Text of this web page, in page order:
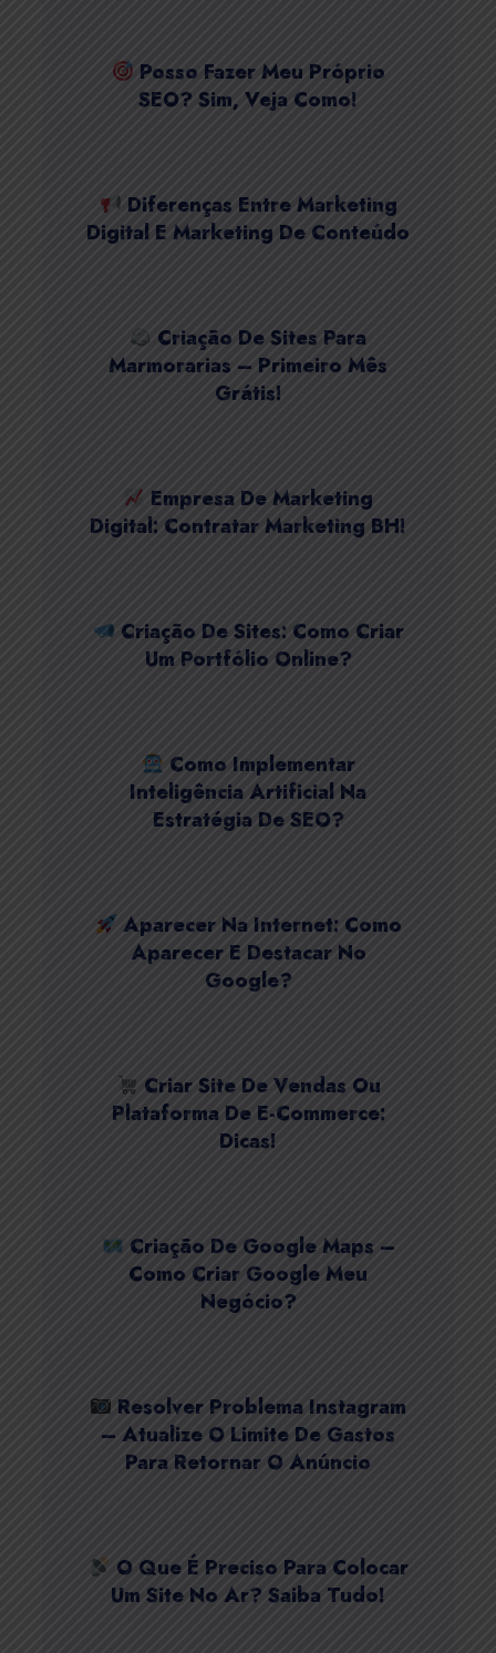
Posso Fazer Meu Próprio
SEO? Sim, Veja Como!
Diferenças Entre Marketing
Digital E Marketing De Conteúdo
Criação De Sites Para
Marmorarias – Primeiro Mês
Grátis!
Empresa De Marketing
Digital: Contratar Marketing BH!
Criação De Sites: Como Criar
Um Portfólio Online?
Como Implementar
Inteligência Artificial Na
Estratégia De SEO?
Aparecer Na Internet: Como
Aparecer E Destacar No
Google?
Criar Site De Vendas Ou
Plataforma De E-Commerce:
Dicas!
Criação De Google Maps –
Como Criar Google Meu
Negócio?
Resolver Problema Instagram
– Atualize O Limite De Gastos
Para Retornar O Anúncio
O Que É Preciso Para Colocar
Um Site No Ar? Saiba Tudo!